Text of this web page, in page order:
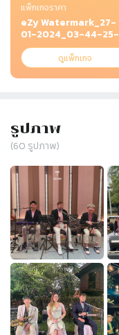
แพ็กเกจราคา
eZy Watermark_27-
01-2024_03-44-25-
3880PM.jpeg
ดูแพ็กเกจ
รูปภาพ
(60 รูปภาพ)